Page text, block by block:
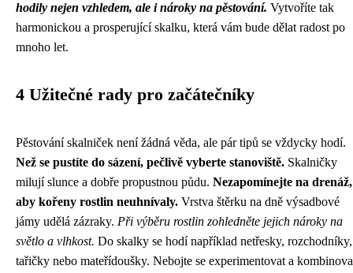
hodily nejen vzhledem, ale i nároky na pěstování. Vytvoříte tak
harmonickou a prosperující skalku, která vám bude dělat radost po
mnoho let.
4 Užitečné rady pro začátečníky
Pěstování skalniček není žádná věda, ale pár tipů se vždycky hodí.
Než se pustíte do sázení, pečlivě vyberte stanoviště. Skalničky
milují slunce a dobře propustnou půdu. Nezapomínejte na drenáž,
aby kořeny rostlin neuhnívaly. Vrstva štěrku na dně výsadbové
jámy udělá zázraky. Při výběru rostlin zohledněte jejich nároky na
světlo a vlhkost. Do skalky se hodí například netřesky, rozchodníky,
tařičky nebo mateřídoušky. Nebojte se experimentovat a